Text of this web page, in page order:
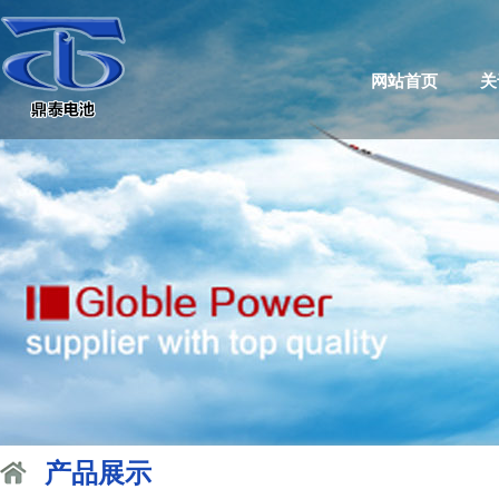
网站首页
产品展示